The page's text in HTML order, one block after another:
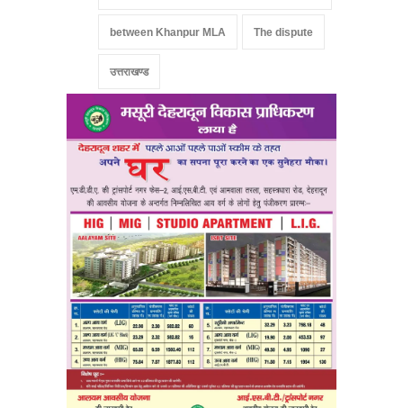
between Khanpur MLA The dispute
उत्तराखण्ड